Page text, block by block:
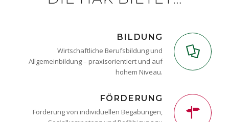
BILDUNG
Wirtschaftliche Berufsbildung und
Allgemeinbildung – praxisorientiert und auf
hohem Niveau.
FÖRDERUNG
Förderung von individuellen Begabungen,